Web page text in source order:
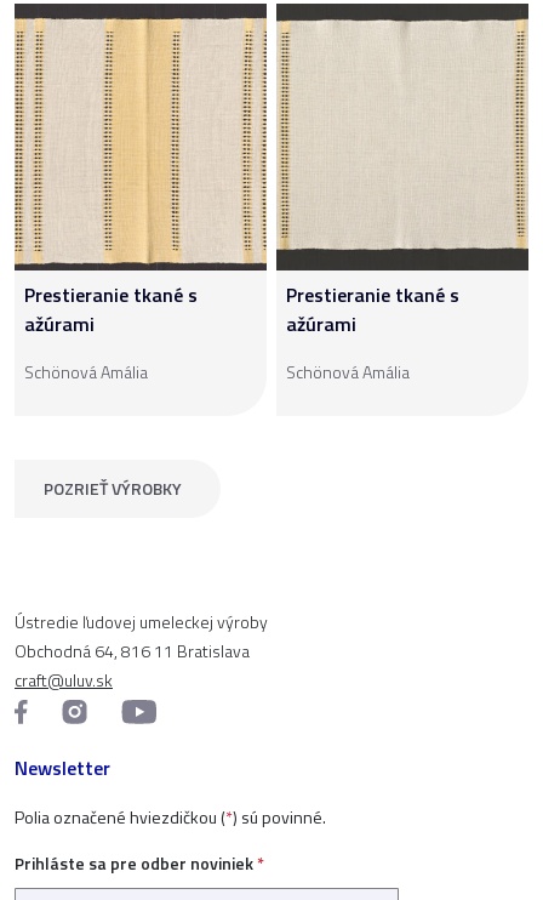
Prestieranie tkané s
ažúrami
Schönová Amália
Prestieranie tkané s
ažúrami
Schönová Amália
POZRIEŤ VÝROBKY
Ústredie ľudovej umeleckej výroby
Obchodná 64, 816 11 Bratislava
craft@uluv.sk
Newsletter
Polia označené hviezdičkou (*) sú povinné.
Prihláste sa pre odber noviniek*